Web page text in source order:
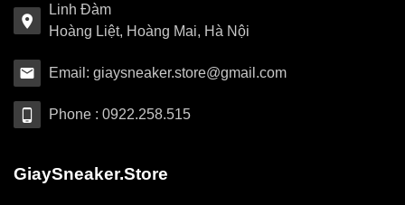
Linh Đàm
Hoàng Liệt, Hoàng Mai, Hà Nội
Email: giaysneaker.store@gmail.com
Phone : 0922.258.515
GiaySneaker.Store